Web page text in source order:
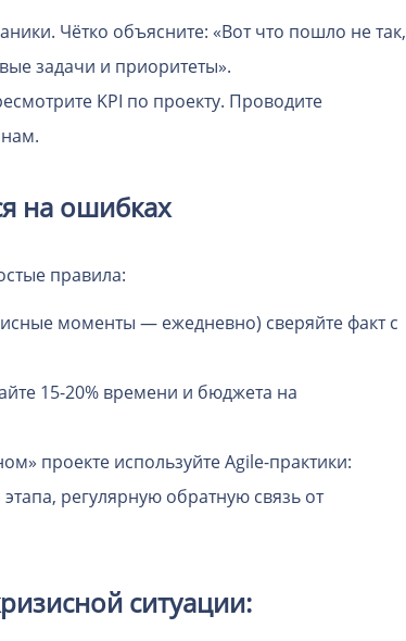
Чётко объясните: «Вот что пошло не так,
задачи и приоритеты».
KPI по проекту. Проводите
на ошибках
правила:
моменты — ежедневно) сверяйте факт с
15-20% времени и бюджета на
проекте используйте Agile-практики:
регулярную обратную связь от
ситуации: